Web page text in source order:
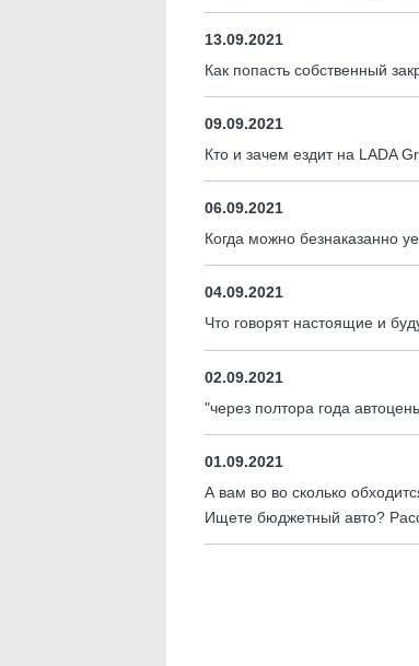
13.09.2021
Как попасть собственный
09.09.2021
Кто и зачем ездит на LADA
06.09.2021
Когда можно безнаказанно
04.09.2021
Что говорят настоящие и
02.09.2021
"через полтора года
01.09.2021
А вам во во сколько
Ищете бюджетный авто?